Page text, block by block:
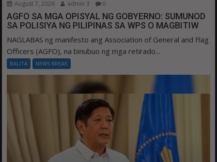
August 7, 2026 admin 3 0
AGFO SA MGA OPISYAL NG GOBYERNO: SUMUNOD
SA POLISIYA NG PILIPINAS SA WPS O MAGBITIW
NAGLABAS ng manifesto ang Association of General and Flag
Officers (AGFO), na binubuo ng mga retirado...
BALITA NEWS BREAK